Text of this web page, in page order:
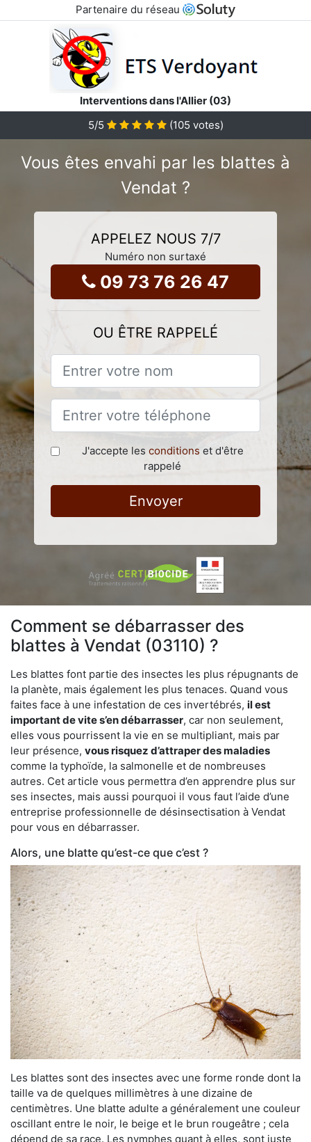
Partenaire du réseau
Interventions dans l'Allier (03)
5/5 (105 votes)
Vous êtes envahi par les blattes à
Vendat ?
APPELEZ NOUS 7/7
Numéro non surtaxé
09 73 76 26 47
OU ÊTRE RAPPELÉ
J'accepte les conditions et d'être
rappelé
Envoyer
Comment se débarrasser des
blattes à Vendat (03110) ?
Les blattes font partie des insectes les plus répugnants de
la planète, mais également les plus tenaces. Quand vous
faites face à une infestation de ces invertébrés, il est
important de vite s’en débarrasser, car non seulement,
elles vous pourrissent la vie en se multipliant, mais par
leur présence, vous risquez d’attraper des maladies
comme la typhoïde, la salmonelle et de nombreuses
autres. Cet article vous permettra d’en apprendre plus sur
ses insectes, mais aussi pourquoi il vous faut l’aide d’une
entreprise professionnelle de désinsectisation à Vendat
pour vous en débarrasser.
Alors, une blatte qu’est-ce que c’est ?
Les blattes sont des insectes avec une forme ronde dont la
taille va de quelques millimètres à une dizaine de
centimètres. Une blatte adulte a généralement une couleur
oscillant entre le noir, le beige et le brun rougeâtre ; cela
dépend de sa race. Les nymphes quant à elles, sont juste